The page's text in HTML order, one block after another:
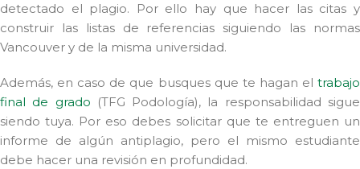
detectado el plagio. Por ello hay que hacer las citas y
construir las listas de referencias siguiendo las normas
Vancouver y de la misma universidad.
Además, en caso de que busques que te hagan el trabajo
final de grado (TFG Podología), la responsabilidad sigue
siendo tuya. Por eso debes solicitar que te entreguen un
informe de algún antiplagio, pero el mismo estudiante
debe hacer una revisión en profundidad.